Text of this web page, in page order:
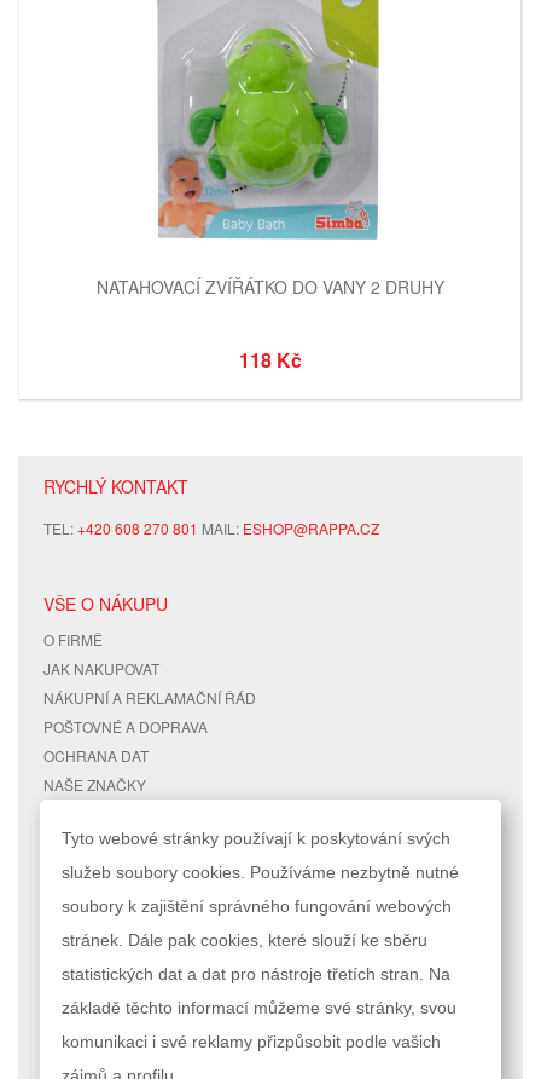
NATAHOVACÍ ZVÍŘÁTKO DO VANY 2 DRUHY
118 Kč
RYCHLÝ KONTAKT
TEL:+420 608 270 801 MAIL: ESHOP@RAPPA.CZ
VŠE O NÁKUPU
O FIRMĚ
JAK NAKUPOVAT
NÁKUPNÍ A REKLAMAČNÍ ŘÁD
POŠTOVNÉ A DOPRAVA
OCHRANA DAT
NAŠE ZNAČKY
RYCHLÉ ODKAZY
MAPA STRÁNEK
VYHLEDÁVANÉ TERMÍNY
POKROČILÉ VYHLEDÁVÁNÍ
ÚČET
MŮJ ÚČET
STAV OBJEDNÁVKY
Podle zákona o evidenci tržeb je prodávající povinen vystavit kupujícímu
účtenku. Zároveň je povinen zaevidovat přijatou tržbu u správce daně
Tyto webové stránky používají k poskytování svých
služeb soubory cookies. Používáme nezbytně nutné
soubory k zajištění správného fungování webových
stránek. Dále pak cookies, které slouží ke sběru
statistických dat a dat pro nástroje třetích stran. Na
základě těchto informací můžeme své stránky, svou
komunikaci i své reklamy přizpůsobit podle vašich